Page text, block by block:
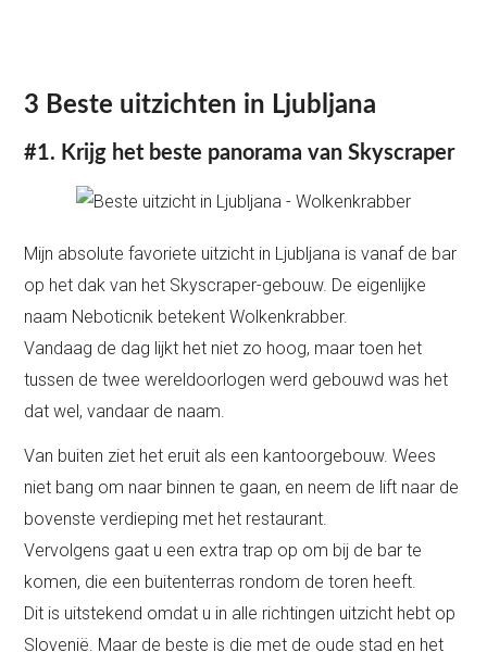
3 Beste uitzichten in Ljubljana
#1. Krijg het beste panorama van Skyscraper
Mijn absolute favoriete uitzicht in Ljubljana is vanaf de bar
op het dak van het Skyscraper-gebouw. De eigenlijke
naam Neboticnik betekent Wolkenkrabber.
Vandaag de dag lijkt het niet zo hoog, maar toen het
tussen de twee wereldoorlogen werd gebouwd was het
dat wel, vandaar de naam.
Van buiten ziet het eruit als een kantoorgebouw. Wees
niet bang om naar binnen te gaan, en neem de lift naar de
bovenste verdieping met het restaurant.
Vervolgens gaat u een extra trap op om bij de bar te
komen, die een buitenterras rondom de toren heeft.
Dit is uitstekend omdat u in alle richtingen uitzicht hebt op
Slovenië. Maar de beste is die met de oude stad en het